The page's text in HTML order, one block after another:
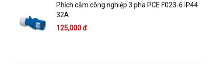
Phích cắm công nghiệp 3 pha PCE F023-6 IP44
32A
125,000 đ